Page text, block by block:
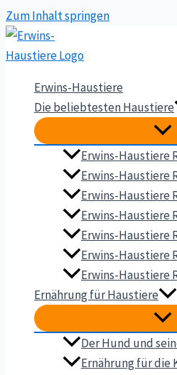
Zum Inhalt springen
Erwins-Haustiere
Die beliebtesten Haustiere
Erwins-Haustiere
Erwins-Haustiere
Erwins-Haustiere
Erwins-Haustiere
Erwins-Haustiere
Erwins-Haustiere
Erwins-Haustiere
Ernährung für Haustiere
Der Hund und
Ernährung für die